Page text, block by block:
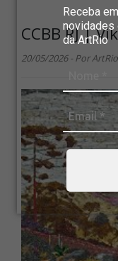
Receba
novidades
da ArtRio
CCBB RJ |
20/05/2026 - Por ArtRio